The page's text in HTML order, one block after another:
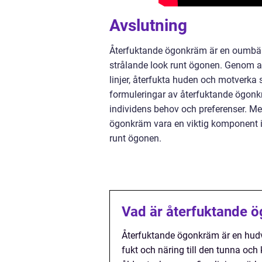
Avslutning
Återfuktande ögonkräm är en
strålande look runt ögonen. Genom
linjer, återfukta huden och
formuleringar av återfuktande
individens behov och preferenser.
ögonkräm vara en viktig
runt ögonen.
Vad är återfuktande
Återfuktande ögonkräm är en
fukt och näring till den tunna och